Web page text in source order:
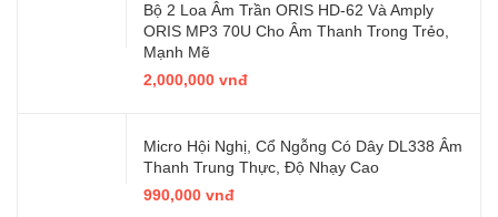
Bộ 2 Loa Âm Trần ORIS HD-62 Và Amply
ORIS MP3 70U Cho Âm Thanh Trong Trẻo,
Mạnh Mẽ
2,000,000 vnđ
Micro Hội Nghị, Cổ Ngỗng Có Dây DL338 Âm
Thanh Trung Thực, Độ Nhạy Cao
990,000 vnđ